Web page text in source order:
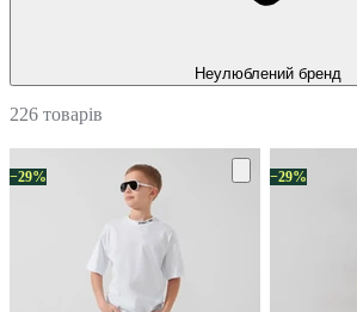
Неулюблений бренд
226 товарів
−29% −29%